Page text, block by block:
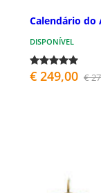
Calendário do
DISPONÍVEL
€ 249,00 €